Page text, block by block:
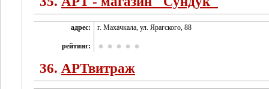
адрес: г. Махачкала, ул. Ярагского, 88
рейтинг:
36. АРТвитраж